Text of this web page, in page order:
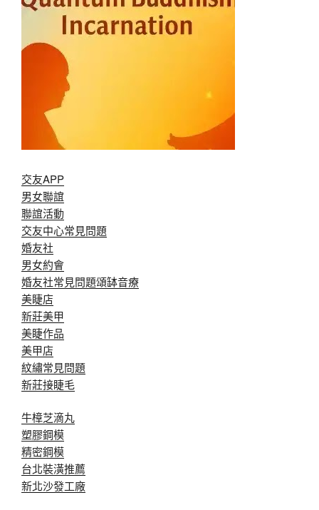
交友APP
男女聯誼
聯誼活動
交友中心常見問題
婚友社
男女約會
婚友社常見問題頌缽音療
美睫店
新莊美甲
美睫作品
美甲店
紋繡常見問題
新莊接睫毛
牛樟芝滴丸
塑膠鋼模
精密鋼模
台北裝潢推薦
新北沙發工廠